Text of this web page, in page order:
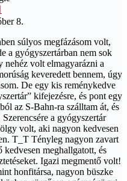
8.
súlyos megfázásom volt,
a gyógyszertárban nem sok
nehéz volt elmagyarázni a
keveredett bennem, úgy
De egy kis reménykedve
kifejezésre, és pont egy
az S-Bahn-ra szálltam át, és
a gyógyszertár
volt, aki nagyon kedvesen
T_T Tényleg nagyon zavart
meghallgatott, és
Igazi megmentő volt!
honfitársa, nagyon büszke